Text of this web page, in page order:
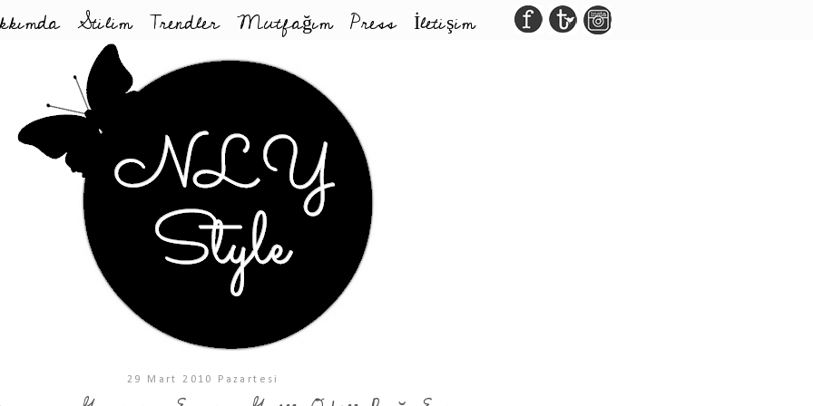
Stilim Trendler Mutfağım Press İletişim
29 Mart 2010 Pazartesi